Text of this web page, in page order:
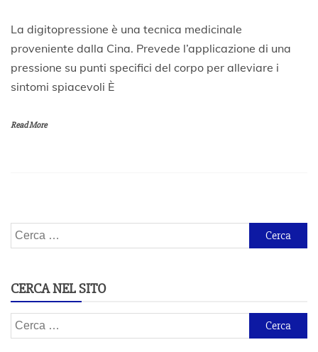
1
A
p
i
e
La digitopressione è una tecnica medicinale
proveniente dalla Cina. Prevede l’applicazione di una
pressione su punti specifici del corpo per alleviare i
sintomi spiacevoli È
Read More
Ricerca
per:
CERCA NEL SITO
Ricerca
per: